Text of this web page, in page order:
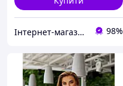
Інтернет-магазин одягу та взуття "Obnofka" 98%